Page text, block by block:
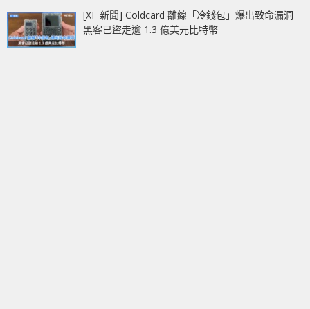
[XF 新聞] Coldcard 離線「冷錢包」爆出致命漏洞
黑客已盜走逾 1.3 億美元比特幣